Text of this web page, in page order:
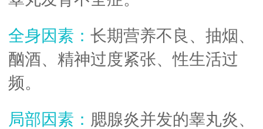
新闻资讯
全身因素： 长期营养不良、抽烟、
酗酒、精神过度紧张、性生活过
频。
局部因素： 腮腺炎并发的睾丸炎、